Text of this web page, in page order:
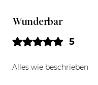
Wunderbar
5
Alles wie beschrieben